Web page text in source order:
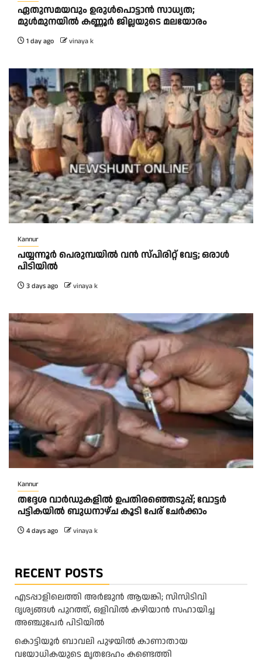
ഏതുസമയവും ഉരുൾപൊട്ടാൻ സാധ്യത;
മുൾമുനയിൽ കണ്ണൂർ ജില്ലയുടെ മലയോരം
1 day ago vinaya k
Kannur
പയ്യന്നൂർ പെരുമ്പയിൽ വൻ സ്‌പിരിറ്റ് വേട്ട; ഒരാൾ
പിടിയിൽ
3 days ago vinaya k
Kannur
തദ്ദേശ വാർഡുകളിൽ ഉപതിരഞ്ഞെടുപ്പ്; വോട്ടർ
പട്ടികയിൽ ബുധനാഴ്ച കൂടി പേര് ചേർക്കാം
4 days ago vinaya k
RECENT POSTS
എടപ്പാളിലെത്തി അർജുൻ ആയങ്കി; സിസിടിവി
ദൃശ്യങ്ങൾ പുറത്ത്, ഒളിവിൽ കഴിയാൻ സഹായിച്ച
അഞ്ചുപേർ പിടിയിൽ
കൊട്ടിയൂർ ബാവലി പുഴയിൽ കാണാതായ
വയോധികയുടെ മൃതദേഹം കണ്ടെത്തി